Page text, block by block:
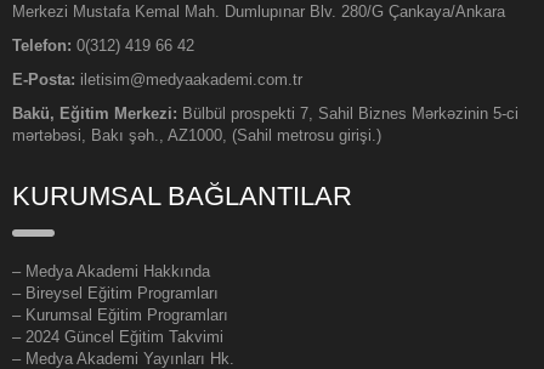
Merkezi Mustafa Kemal Mah. Dumlupınar Blv. 280/G Çankaya/Ankara
Telefon: 0(312) 419 66 42
E-Posta: iletisim@medyaakademi.com.tr
Bakü, Eğitim Merkezi: Bülbül prospekti 7, Sahil Biznes Mərkəzinin 5-ci
mərtəbəsi, Bakı şəh., AZ1000, (Sahil metrosu girişi.)
KURUMSAL BAĞLANTILAR
– Medya Akademi Hakkında
– Bireysel Eğitim Programları
– Kurumsal Eğitim Programları
– 2024 Güncel Eğitim Takvimi
– Medya Akademi Yayınları Hk.